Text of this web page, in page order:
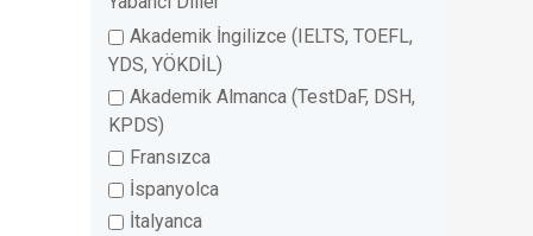
Akademik İngilizce (IELTS, TOEFL,
YDS, YÖKDİL)
Akademik Almanca (TestDaF, DSH,
KPDS)
Fransızca
İspanyolca
İtalyanca